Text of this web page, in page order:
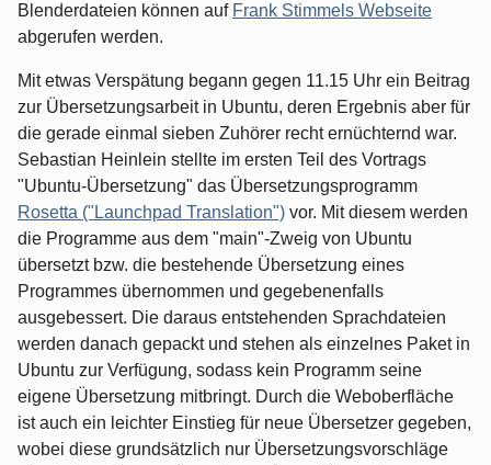
Blenderdateien können auf Frank Stimmels Webseite
abgerufen werden.
Mit etwas Verspätung begann gegen 11.15 Uhr ein Beitrag
zur Übersetzungsarbeit in Ubuntu, deren Ergebnis aber für
die gerade einmal sieben Zuhörer recht ernüchternd war.
Sebastian Heinlein stellte im ersten Teil des Vortrags
"Ubuntu-Übersetzung" das Übersetzungsprogramm
Rosetta ("Launchpad Translation") vor. Mit diesem werden
die Programme aus dem "main"-Zweig von Ubuntu
übersetzt bzw. die bestehende Übersetzung eines
Programmes übernommen und gegebenenfalls
ausgebessert. Die daraus entstehenden Sprachdateien
werden danach gepackt und stehen als einzelnes Paket in
Ubuntu zur Verfügung, sodass kein Programm seine
eigene Übersetzung mitbringt. Durch die Weboberfläche
ist auch ein leichter Einstieg für neue Übersetzer gegeben,
wobei diese grundsätzlich nur Übersetzungsvorschläge